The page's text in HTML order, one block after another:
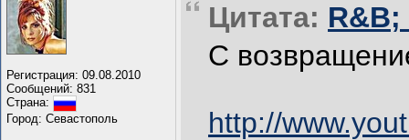
Регистрация: 09.08.2010
Сообщений: 831
Страна:
Город: Севастополь
Цитата: R&B;
С
http://